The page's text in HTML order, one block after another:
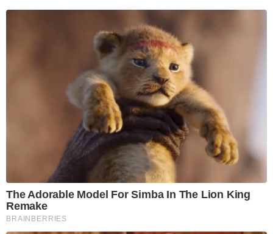
The Adorable Model For Simba In The Lion King
Remake
BRAINBERRIES